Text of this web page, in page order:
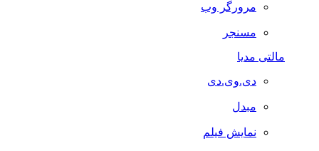
مرورگر وب
مسنجر
مالتی مدیا
دی.وی.دی
مبدل
نمایش فیلم